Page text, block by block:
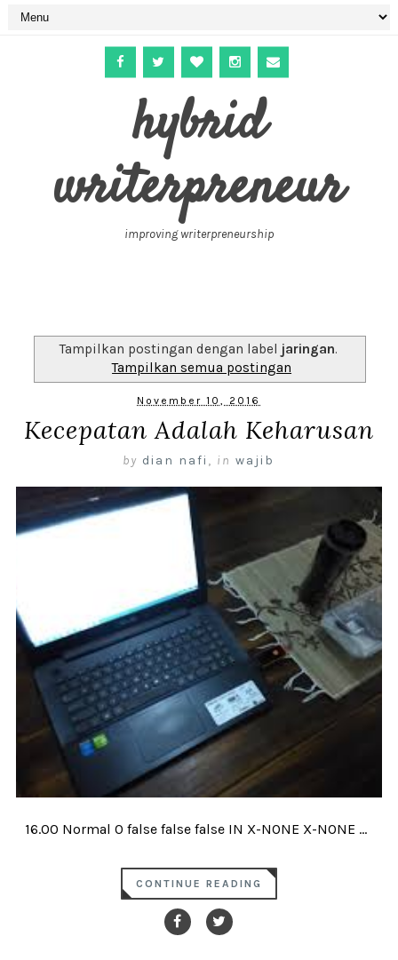
hybrid
writerpreneur
improving writerpreneurship
Tampilkan postingan dengan label jaringan.
Tampilkan semua postingan
November 10, 2016
Kecepatan Adalah Keharusan
by dian nafi , in wajib
16.00 Normal 0 false false false IN X-NONE X-NONE ...
CONTINUE READING